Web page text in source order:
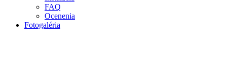
FAQ
Ocenenia
Fotogaléria